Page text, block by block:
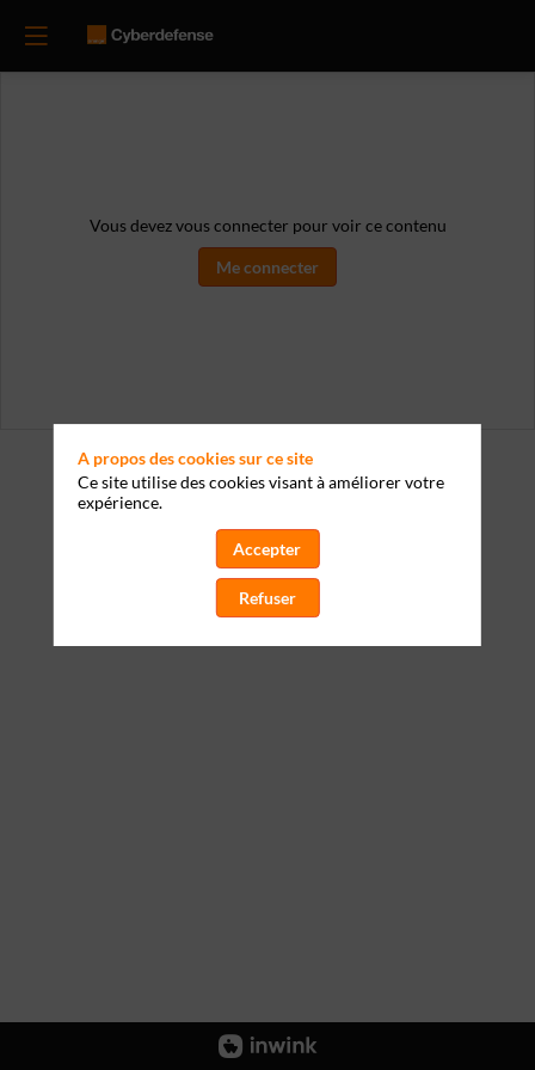
Vous devez vous connecter pour voir ce contenu
Me connecter
A propos des cookies sur ce site
Ce site utilise des cookies visant à améliorer votre
expérience.
Accepter
Refuser